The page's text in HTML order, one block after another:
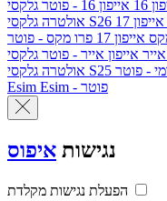
16 אייפון 16 - פוטר
אולטרה
אייפון 17
אייפון 17 פרו מקס - פוטר
אייר אייפון אייר - פוטר
אולטרה
- פוטר
Esim
Esim - פוטר
נגישות איפוס
הפעלת נגישות מקלדת